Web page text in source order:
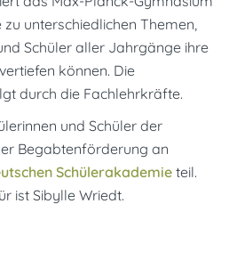
unterschiedlichen Themen,
Schüler aller Jahrgänge ihre
können. Die
durch die Fachlehrkräfte.
und Schüler der
Begabtenförderung an
Schülerakademie teil.
ist Sibylle Wriedt.